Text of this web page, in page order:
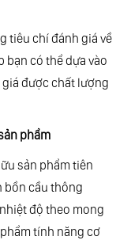
tiêu chí đánh giá về
bạn có thể dựa vào
giá được chất lượng
phẩm
sản phẩm tiên
bồn cầu thông
độ theo mong
tính năng cơ